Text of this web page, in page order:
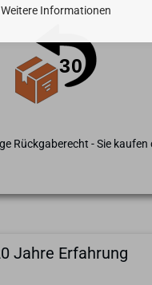
Weitere Informationen
Rückgaberecht - Sie kaufen
Jahre Erfahrung